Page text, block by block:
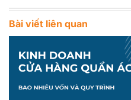
Bài viết liên quan